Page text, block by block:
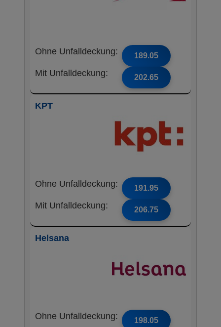
Ohne Unfalldeckung: 189.05
Mit Unfalldeckung: 202.65
KPT
Ohne Unfalldeckung: 191.95
Mit Unfalldeckung: 206.75
Helsana
Ohne Unfalldeckung: 198.05